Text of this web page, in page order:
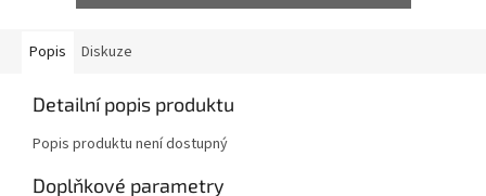
Popis Diskuze
Detailní popis produktu
Popis produktu není dostupný
Doplňkové parametry